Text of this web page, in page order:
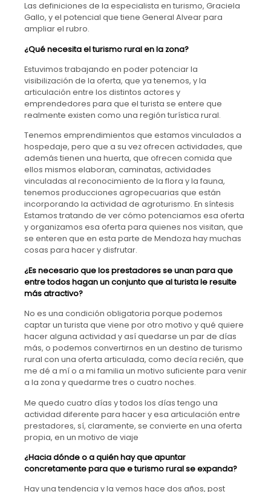
Las definiciones de la especialista en turismo, Graciela
Gallo, y el potencial que tiene General Alvear para
ampliar el rubro.
¿Qué necesita el turismo rural en la zona?
Estuvimos trabajando en poder potenciar la
visibilización de la oferta, que ya tenemos, y la
articulación entre los distintos actores y
emprendedores para que el turista se entere que
realmente existen como una región turística rural.
Tenemos emprendimientos que estamos vinculados a
hospedaje, pero que a su vez ofrecen actividades, que
además tienen una huerta, que ofrecen comida que
ellos mismos elaboran, caminatas, actividades
vinculadas al reconocimiento de la flora y la fauna,
tenemos producciones agropecuarias que están
incorporando la actividad de agroturismo. En síntesis
Estamos tratando de ver cómo potenciamos esa oferta
y organizamos esa oferta para quienes nos visitan, que
se enteren que en esta parte de Mendoza hay muchas
cosas para hacer y disfrutar.
¿Es necesario que los prestadores se unan para que
entre todos hagan un conjunto que al turista le resulte
más atractivo?
No es una condición obligatoria porque podemos
captar un turista que viene por otro motivo y qué quiere
hacer alguna actividad y así quedarse un par de días
más, o podemos convertirnos en un destino de turismo
rural con una oferta articulada, como decía recién, que
me dé a mí o a mi familia un motivo suficiente para venir
a la zona y quedarme tres o cuatro noches.
Me quedo cuatro días y todos los días tengo una
actividad diferente para hacer y esa articulación entre
prestadores, sí, claramente, se convierte en una oferta
propia, en un motivo de viaje
¿Hacia dónde o a quién hay que apuntar
concretamente para que e turismo rural se expanda?
Hay una tendencia y la vemos hace dos años, post